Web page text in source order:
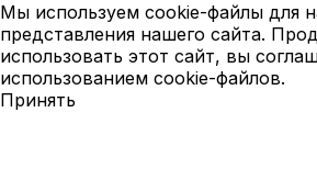
Мы используем cookie-файлы для
представления нашего сайта.
использовать этот сайт, вы
использованием cookie-файлов.
Принять